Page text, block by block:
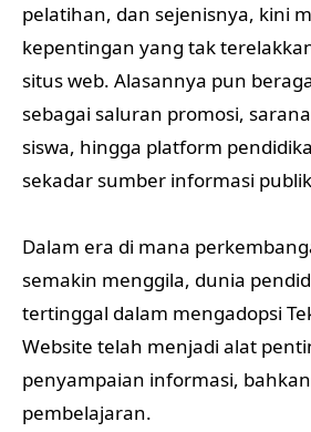
pelatihan, dan sejenisnya, kini
kepentingan yang tak
situs web. Alasannya pun
sebagai saluran promosi,
siswa, hingga platform
sekadar sumber informasi
Dalam era di mana
semakin menggila, dunia
tertinggal dalam mengadopsi
Website telah menjadi alat
penyampaian informasi,
pembelajaran.